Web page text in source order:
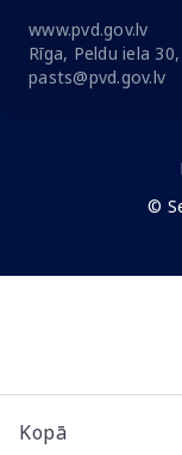
Kopā
www.pvd.gov.lv
Rīga, Peldu iela
pasts@pvd.gov.lv
©